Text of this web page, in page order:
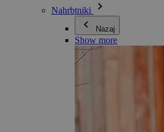
Nahrbtniki
Nazaj
Show more